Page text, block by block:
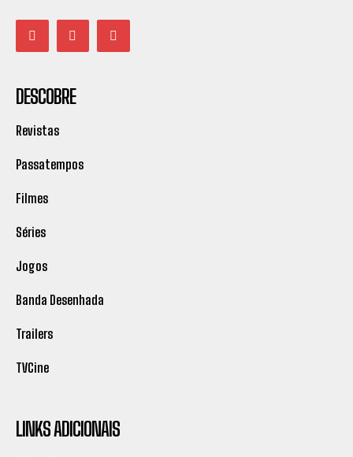
DESCOBRE
Revistas
Passatempos
Filmes
Séries
Jogos
Banda Desenhada
Trailers
TVCine
LINKS ADICIONAIS